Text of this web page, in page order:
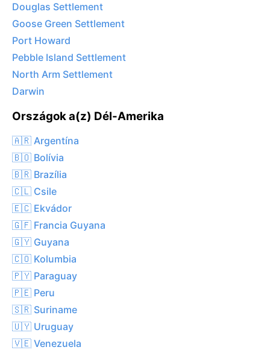
Douglas Settlement
Goose Green Settlement
Port Howard
Pebble Island Settlement
North Arm Settlement
Darwin
Országok a(z) Dél-Amerika
🇦🇷 Argentína
🇧🇴 Bolívia
🇧🇷 Brazília
🇨🇱 Csile
🇪🇨 Ekvádor
🇬🇫 Francia Guyana
🇬🇾 Guyana
🇨🇴 Kolumbia
🇵🇾 Paraguay
🇵🇪 Peru
🇸🇷 Suriname
🇺🇾 Uruguay
🇻🇪 Venezuela